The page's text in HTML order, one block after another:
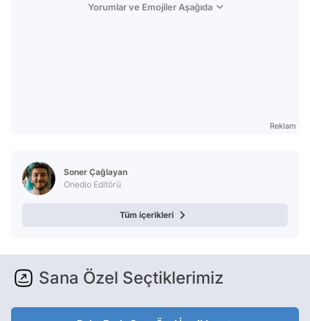
Yorumlar ve Emojiler Aşağıda
Reklam
Soner Çağlayan
Onedio Editörü
Tüm içerikleri
Sana Özel Seçtiklerimiz